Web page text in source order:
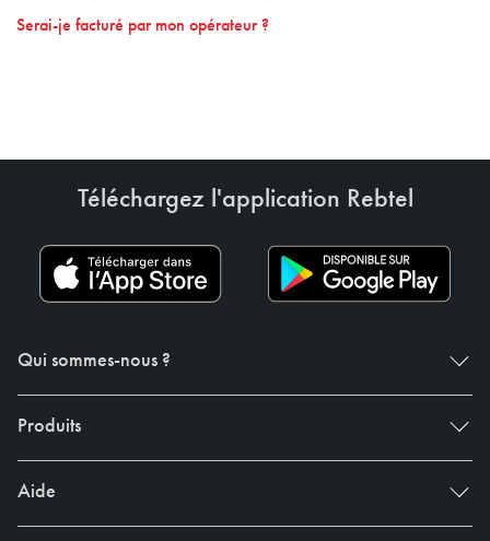
Serai-je facturé par mon opérateur ?
Téléchargez l'application Rebtel
Qui sommes-nous ?
Produits
Aide